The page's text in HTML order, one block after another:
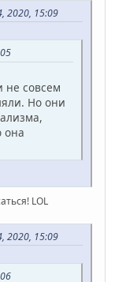
2020, 15:09
не совсем
Но они
она
LOL
2020, 15:09